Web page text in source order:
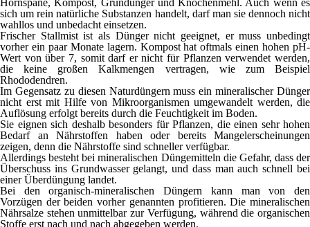
Hornspäne, Kompost, Gründünger und Knochenmehl. Auch wenn es
sich um rein natürliche Substanzen handelt, darf man sie dennoch nicht
wahllos und unbedacht einsetzen.
Frischer Stallmist ist als Dünger nicht geeignet, er muss unbedingt
vorher ein paar Monate lagern. Kompost hat oftmals einen hohen pH-
Wert von über 7, somit darf er nicht für Pflanzen verwendet werden,
die keine großen Kalkmengen vertragen, wie zum Beispiel
Rhododendren.
Im Gegensatz zu diesen Naturdüngern muss ein mineralischer Dünger
nicht erst mit Hilfe von Mikroorganismen umgewandelt werden, die
Auflösung erfolgt bereits durch die Feuchtigkeit im Boden.
Sie eignen sich deshalb besonders für Pflanzen, die einen sehr hohen
Bedarf an Nährstoffen haben oder bereits Mangelerscheinungen
zeigen, denn die Nährstoffe sind schneller verfügbar.
Allerdings besteht bei mineralischen Düngemitteln die Gefahr, dass der
Überschuss ins Grundwasser gelangt, und dass man auch schnell bei
einer Überdüngung landet.
Bei den organisch-mineralischen Düngern kann man von den
Vorzügen der beiden vorher genannten profitieren. Die mineralischen
Nährsalze stehen unmittelbar zur Verfügung, während die organischen
Stoffe erst nach und nach abgegeben werden.